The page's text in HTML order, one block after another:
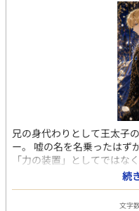
兄の身代わりとして王太子
ー。 嘘の名を名乗ったはず
「力の装置」としてではな
本物になりたいと願う替え
ロマンス。 現在は王となっ
独占欲強めの溺愛が進行中。
続
文字